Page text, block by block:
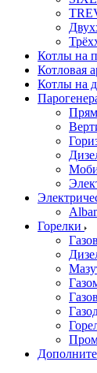
Котлы на
Котловая
Котлы на
Горелки